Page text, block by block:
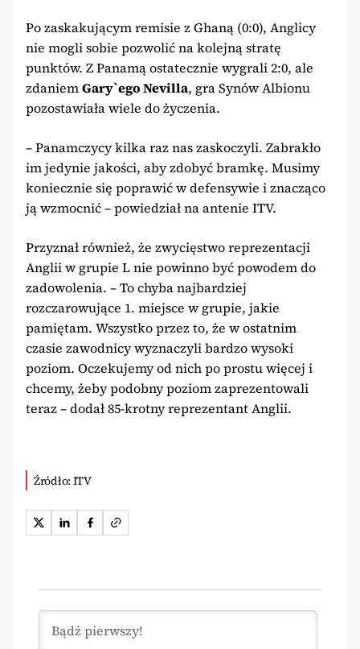
Po zaskakującym remisie z Ghaną (0:0), Anglicy
nie mogli sobie pozwolić na kolejną stratę
punktów. Z Panamą ostatecznie wygrali 2:0, ale
zdaniemGary`ego Nevilla, gra Synów Albionu
pozostawiała wiele do życzenia.
– Panamczycy kilka raz nas zaskoczyli. Zabrakło
im jedynie jakości, aby zdobyć bramkę. Musimy
koniecznie się poprawić w defensywie i znacząco
ją wzmocnić – powiedział na antenie ITV.
Przyznał również, że zwycięstwo reprezentacji
Anglii w grupie L nie powinno być powodem do
zadowolenia. – To chyba najbardziej
rozczarowujące 1. miejsce w grupie, jakie
pamiętam. Wszystko przez to, że w ostatnim
czasie zawodnicy wyznaczyli bardzo wysoki
poziom. Oczekujemy od nich po prostu więcej i
chcemy, żeby podobny poziom zaprezentowali
teraz – dodał 85-krotny reprezentant Anglii.
Źródło: ITV